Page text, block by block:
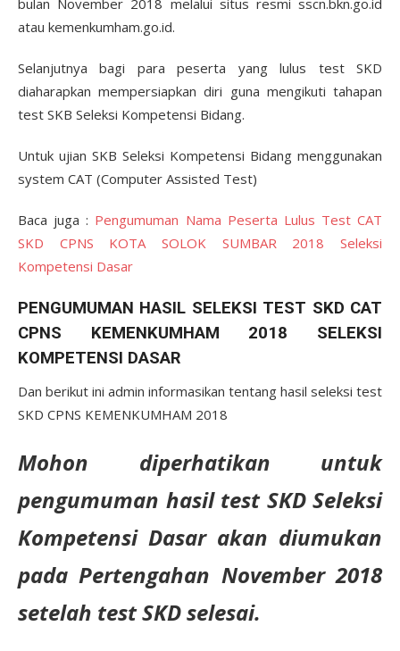
bulan November 2018 melalui situs resmi sscn.bkn.go.id
atau kemenkumham.go.id.
Selanjutnya bagi para peserta yang lulus test SKD
diaharapkan mempersiapkan diri guna mengikuti tahapan
test SKB Seleksi Kompetensi Bidang.
Untuk ujian SKB Seleksi Kompetensi Bidang menggunakan
system CAT (Computer Assisted Test)
Baca juga : Pengumuman Nama Peserta Lulus Test CAT
SKD CPNS KOTA SOLOK SUMBAR 2018 Seleksi
Kompetensi Dasar
PENGUMUMAN HASIL SELEKSI TEST SKD CAT
CPNS KEMENKUMHAM 2018 SELEKSI
KOMPETENSI DASAR
Dan berikut ini admin informasikan tentang hasil seleksi test
SKD CPNS KEMENKUMHAM 2018
Mohon diperhatikan untuk
pengumuman hasil test SKD Seleksi
Kompetensi Dasar akan diumukan
pada Pertengahan November 2018
setelah test SKD selesai.